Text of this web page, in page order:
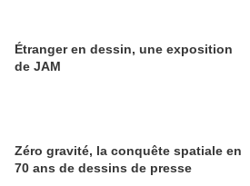
Étranger en dessin, une exposition
de JAM
Zéro gravité, la conquête spatiale en
70 ans de dessins de presse